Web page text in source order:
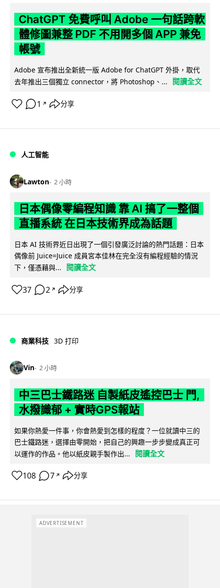
ChatGPT 免費呼叫 Adobe 一句話跨軟
體修圖兼整 PDF 不用開多個 APP 兼免
帳號
Adobe 宣布推出全新統一版 Adobe for ChatGPT 外掛，取代
去年推出三個獨立 connector，將 Photoshop、...
閱讀全文
1 ↗ 分享
人工智能
Lawton 2 小時
日本偶像零編程知識 靠 AI 搞了一整個
直播系統 在日本技術界成為話題
日本 AI 技術界近日出現了一個引發廣泛討論的熱門話題：日本
偶像前 Juice=Juice 成員宮本佳林在完全沒有編程經驗的情況
下，僅憑藉與...
閱讀全文
37 2 ↗ 分享
商業科技 3D 打印
Vin 2 小時
中三巴士鐵路迷 自製紙皮遙控巴士 門,
水撥識郁 + 實時GPS報站
如果你熱愛一件事，你會熱愛到怎樣的程度？一位就讀中三的
巴士鐵路迷，選擇由零開始，把自己的興趣一步步變成真正可
以運作的作品。他以紙皮親手製作出...
閱讀全文
108 7 ↗ 分享
ADVERTISEMENT